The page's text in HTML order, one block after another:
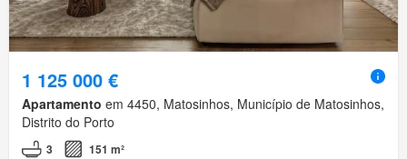
1 125 000 €
Apartamento em 4450, Matosinhos, Município de Matosinhos,
Distrito do Porto
3 151 m²